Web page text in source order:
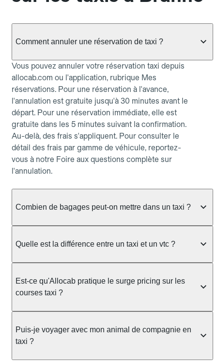
Comment annuler une réservation de taxi ?
Vous pouvez annuler votre réservation taxi depuis
allocab.com ou l'application, rubrique Mes
réservations. Pour une réservation à l'avance,
l'annulation est gratuite jusqu'à 30 minutes avant le
départ. Pour une réservation immédiate, elle est
gratuite dans les 5 minutes suivant la confirmation.
Au-delà, des frais s'appliquent. Pour consulter le
détail des frais par gamme de véhicule, reportez-
vous à notre Foire aux questions complète sur
l'annulation.
Combien de bagages peut-on mettre dans un taxi ?
taxi berline accueille en général jusqu'à 3 bagages
ou nombreux, précisez-le dans le champ "Message
au chauffeur" lors de la réservation. Le prix n'est
pas impacté par le nombre de bagages.
Quelle est la différence entre un taxi et un vtc ?
prendre en charge directement dans la rue, à une
station ou sur réservation, avec un tarif au
réservation et propose un prix fixe annoncé à
l'avance. Chez Allocab, réservez facilement votre
taxi.
Est-ce qu'Allocab pratique le surge pricing sur les
courses taxi ?
réglementation préfectorale et suit un barème
officiel : il protège des hausses liées à la demande.
Puis-je voyager avec mon animal de compagnie en
taxi ?